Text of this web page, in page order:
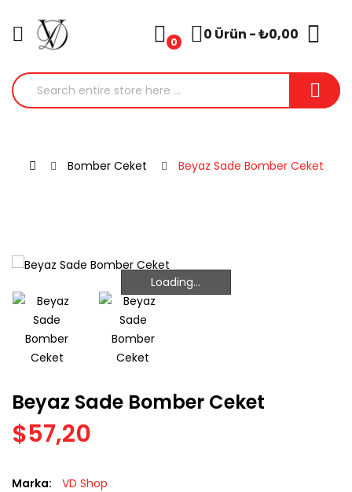
0 0 Ürün - ₺0,00
Bomber Ceket Beyaz Sade Bomber Ceket
Loading...
Loading...
Beyaz Sade Bomber Ceket
$57,20
Marka:
VD Shop